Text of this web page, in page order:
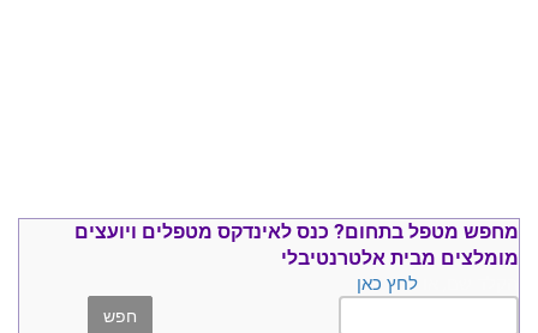
מחפש מטפל בתחום? כנס לאינדקס מטפלים ויועצים
מומלצים מבית אלטרנטיבלי
לחץ כאן